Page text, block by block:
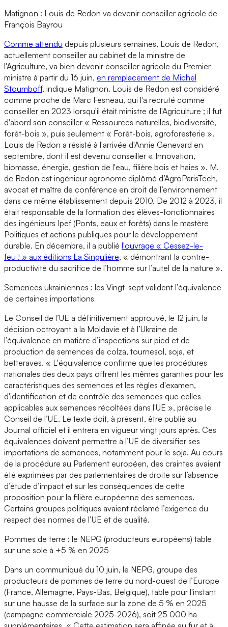
Matignon : Louis de Redon va devenir conseiller agricole de
François Bayrou
Comme attendu depuis plusieurs semaines, Louis de Redon,
actuellement conseiller au cabinet de la ministre de
l'Agriculture, va bien devenir conseiller agricole du Premier
ministre à partir du 16 juin, en remplacement de Michel
Stoumboff, indique Matignon. Louis de Redon est considéré
comme proche de Marc Fesneau, qui l'a recruté comme
conseiller en 2023 lorsqu'il était ministre de l'Agriculture ; il fut
d'abord son conseiller « Ressources naturelles, biodiversité,
forêt-bois », puis seulement « Forêt-bois, agroforesterie ».
Louis de Redon a résisté à l'arrivée d'Annie Genevard en
septembre, dont il est devenu conseiller « Innovation,
biomasse, énergie, gestion de l'eau, filière bois et haies ». M.
de Redon est ingénieur agronome diplômé d’AgroParisTech,
avocat et maître de conférence en droit de l’environnement
dans ce même établissement depuis 2010. De 2012 à 2023, il
était responsable de la formation des élèves-fonctionnaires
des ingénieurs Ipef (Ponts, eaux et forêts) dans le mastère
Politiques et actions publiques pour le développement
durable. En décembre, il a publié l'ouvrage « Cessez-le-
feu ! » aux éditions La Singulière, « démontrant la contre-
productivité du sacrifice de l’homme sur l’autel de la nature ».
Semences ukrainiennes : les Vingt-sept valident l’équivalence
de certaines importations
Le Conseil de l’UE a définitivement approuvé, le 12 juin, la
décision octroyant à la Moldavie et à l’Ukraine de
l’équivalence en matière d’inspections sur pied et de
production de semences de colza, tournesol, soja, et
betteraves. « L'équivalence confirme que les procédures
nationales des deux pays offrent les mêmes garanties pour les
caractéristiques des semences et les règles d'examen,
d'identification et de contrôle des semences que celles
applicables aux semences récoltées dans l'UE », précise le
Conseil de l’UE. Le texte doit, à présent, être publié au
Journal officiel et il entrera en vigueur vingt jours après. Ces
équivalences doivent permettre à l’UE de diversifier ses
importations de semences, notamment pour le soja. Au cours
de la procédure au Parlement européen, des craintes avaient
été exprimées par des parlementaires de droite sur l’absence
d’étude d’impact et sur les conséquences de cette
proposition pour la filière européenne des semences.
Certains groupes politiques avaient réclamé l’exigence du
respect des normes de l’UE et de qualité.
Pommes de terre : le NEPG (producteurs européens) table
sur une sole à +5 % en 2025
Dans un communiqué du 10 juin, le NEPG, groupe des
producteurs de pommes de terre du nord-ouest de l’Europe
(France, Allemagne, Pays-Bas, Belgique), table pour l'instant
sur une hausse de la surface sur la zone de 5 % en 2025
(campagne commerciale 2025-2026), soit 25 000 ha